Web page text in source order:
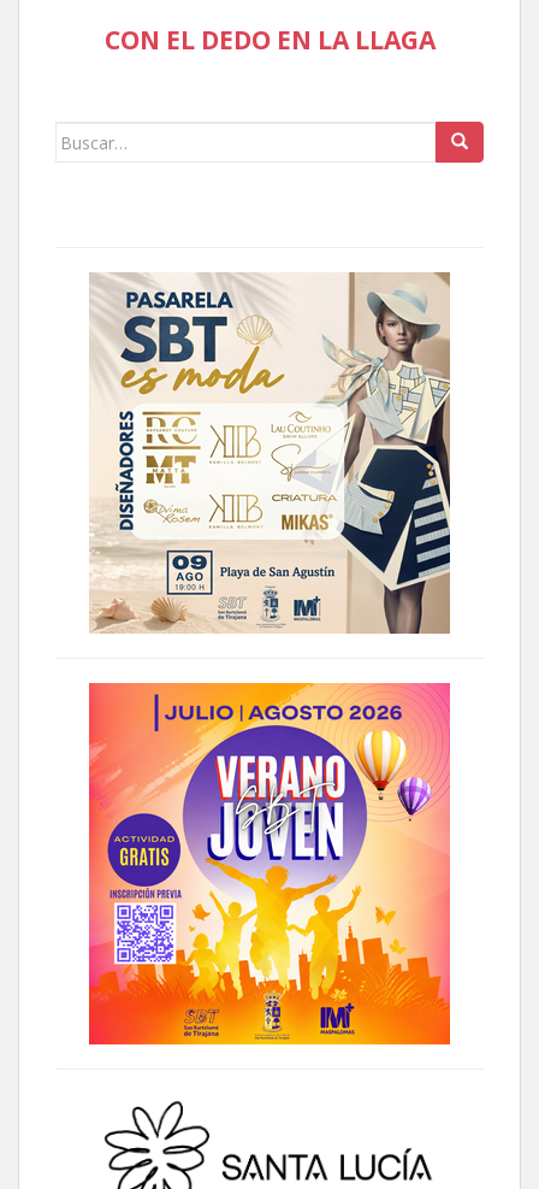
CON EL DEDO EN LA LLAGA
Buscar: